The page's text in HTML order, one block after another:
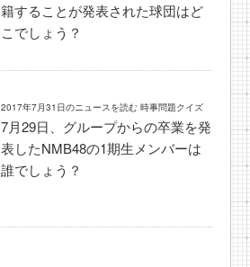
籍することが発表された球団はど
こでしょう？
2017年7月31日のニュースを読む 時事問題クイズ
7月29日、グループからの卒業を発
表したNMB48の1期生メンバーは
誰でしょう？